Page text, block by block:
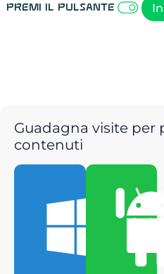
Premi il pulsante
Guadagna visite per
contenuti
Scarica